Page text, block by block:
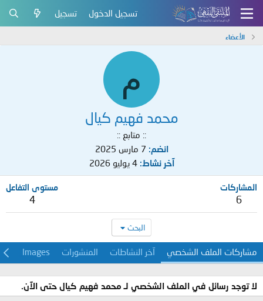
تسجيل الدخول تسجيل
الأعضاء
م
محمد فهيم كيال
:: متابع ::
انضم 7 مارس 2025
آخر نشاط 4 يوليو 2026
المشاركات
6
مستوى التفاعل
4
البحث
مشاركات الملف الشخصي آخر النشاطات المنشورات Images
لا توجد رسائل في الملف الشخصي لـ محمد فهيم كيال حتى الآن.